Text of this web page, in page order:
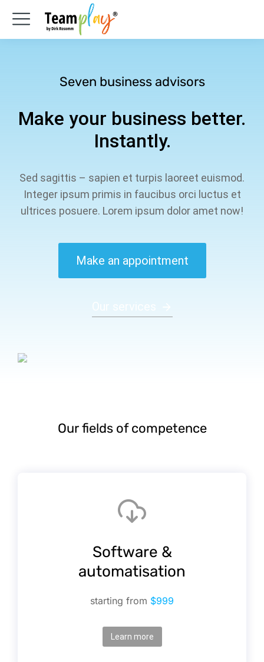
Seven business advisors
Make your business better.
Instantly.
Sed sagittis – sapien et turpis laoreet euismod.
Integer ipsum primis in faucibus orci luctus et
ultrices posuere. Lorem ipsum dolor amet now!
Make an appointment
Our services
Our fields of competence
Software &
automatisation
starting from $999
Learn more